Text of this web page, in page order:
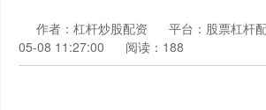
作者：杠杆炒股配资 平台：股票杠杆
05-08 11:27:00
阅读：188